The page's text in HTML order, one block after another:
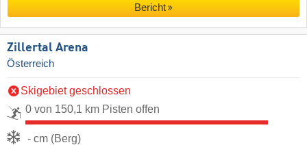
Bericht
Zillertal Arena
Österreich
Skigebiet geschlossen
0 von 150,1 km Pisten offen
- cm (Berg)